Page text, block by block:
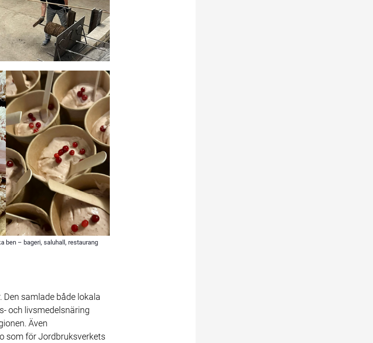
ben – bageri, saluhall, restaurang
samlade både lokala
och livsmedelsnäring
Även
som för Jordbruksverkets